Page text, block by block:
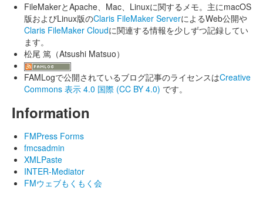
FileMakerとApache、Mac、Linuxに関するメモ。主にmacOS
版およびLinux版のClaris FileMaker ServerによるWeb公開や
Claris FileMaker Cloudに関連する情報を少しずつ記録してい
ます。
松尾 篤（Atsushi Matsuo）
FAMLogで公開されているブログ記事のライセンスはCreative
Commons 表示 4.0 国際 (CC BY 4.0) です。
Information
FMPress Forms
fmcsadmin
XMLPaste
INTER-Mediator
FMウェブもくもく会